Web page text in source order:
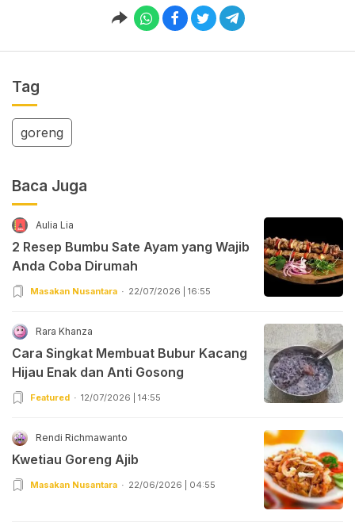
Tag
goreng
Baca Juga
Aulia Lia
2 Resep Bumbu Sate Ayam yang Wajib
Anda Coba Dirumah
Masakan Nusantara 22/07/2026 | 16:55
Rara Khanza
Cara Singkat Membuat Bubur Kacang
Hijau Enak dan Anti Gosong
Featured 12/07/2026 | 14:55
Rendi Richmawanto
Kwetiau Goreng Ajib
Masakan Nusantara 22/06/2026 | 04:55